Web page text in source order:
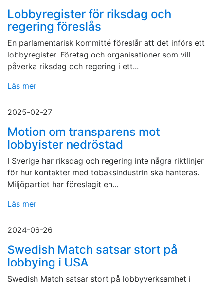
Lobbyregister för riksdag och
regering föreslås
En parlamentarisk kommitté föreslår att det införs ett
lobbyregister. Företag och organisationer som vill
påverka riksdag och regering i ett...
Läs mer
2025-02-27
Motion om transparens mot
lobbyister nedröstad
I Sverige har riksdag och regering inte några riktlinjer
för hur kontakter med tobaksindustrin ska hanteras.
Miljöpartiet har föreslagit en...
Läs mer
2024-06-26
Swedish Match satsar stort på
lobbying i USA
Swedish Match satsar stort på lobbyverksamhet i